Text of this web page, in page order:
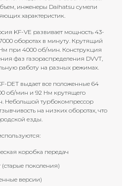
инженеры Daihatsu сумели
характеристик.
KF-VE развивает мощность 43-
оборотах в минуту. Крутящий
Нм при 4000 об/мин. Конструкция
фаз газораспределения DVVT,
работу на разных режимах.
DET выдает все положенные 64
об/мин и 92 Нм крутящего
Небольшой турбокомпрессор
на низких оборотах, что
езды.
коробка передач
(старые поколения)
версии)